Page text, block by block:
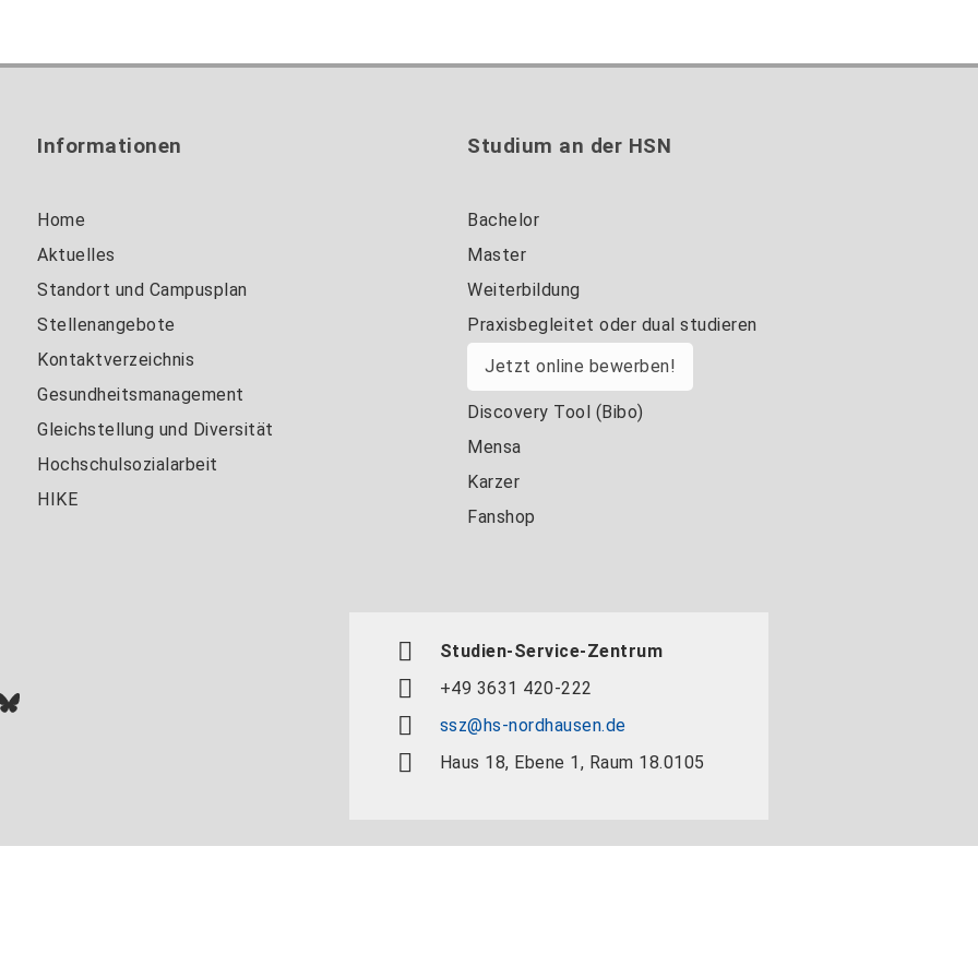
Informationen
Home
Aktuelles
Standort und Campusplan
Stellenangebote
Kontaktverzeichnis
Gesundheitsmanagement
Gleichstellung und Diversität
Hochschulsozialarbeit
HIKE
Studium an der HSN
Bachelor
Master
Weiterbildung
Praxisbegleitet oder dual studieren
Jetzt online bewerben!
Discovery Tool (Bibo)
Mensa
Karzer
Fanshop
Studien-Service-Zentrum
+49 3631 420-222
ssz@hs-nordhausen.de
Haus 18, Ebene 1, Raum 18.0105